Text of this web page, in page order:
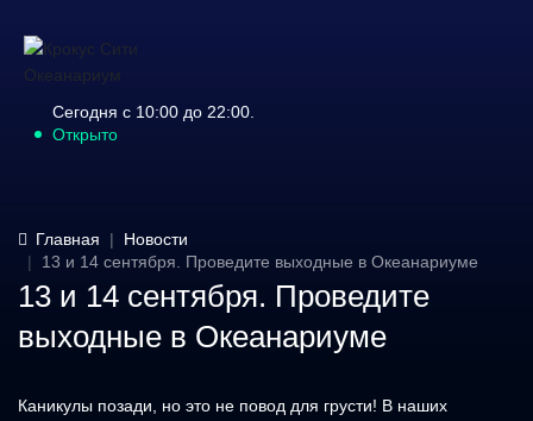
Сегодня с 10:00 до 22:00.
Открыто
Главная
Новости
13 и 14 сентября. Проведите выходные в Океанариуме
13 и 14 сентября. Проведите
выходные в Океанариуме
Каникулы позади, но это не повод для грусти! В наших